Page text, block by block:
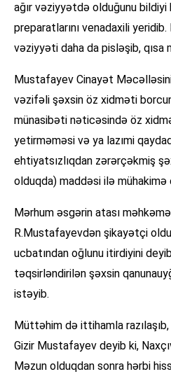
ağır vəziyyətdə olduğunu
preparatlarını venadaxili
vəziyyəti daha da pisləşib,
Mustafayev Cinayət
vəzifəli şəxsin öz xidməti
münasibəti nəticəsində öz
yetirməməsi və ya lazımi
ehtiyatsızlıqdan zərərçəkmiş
olduqda) maddəsi ilə mühakimə
Mərhum əsgərin atası
R.Mustafayevdən şikayətçi
ucbatından oğlunu itirdiyini
təqsirləndirilən şəxsin
istəyib.
Müttəhim də ittihamla
Gizir Mustafayev deyib ki,
Məzun olduqdan sonra hərbi